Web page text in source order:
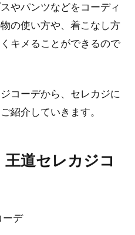
コーデにカジュアルさを加えたいな
でおしゃれに変身！ジーン
ーチのやり方！
好きな方のなかには「自分で好きな
チをしてみたい」と思う方がいる
やパンツなどをコーディ
の使い方や、着こなし方
キメることができるので
コーデから、セレカジに
紹介していきます。
道セレカジコ
ーデ